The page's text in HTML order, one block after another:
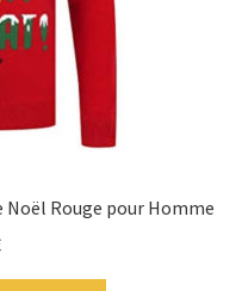
Noël Rouge pour Homme